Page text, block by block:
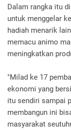
Dalam rangka itu
untuk menggelar
hadiah menarik
memacu animo
meningkatkan
"Milad ke 17
ekonomi yang
itu sendiri sampai
membangun ini
masyarakat